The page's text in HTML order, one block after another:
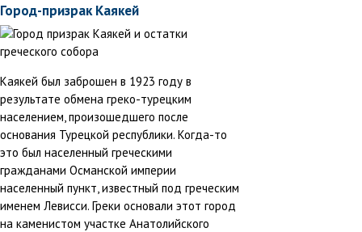
Город-призрак Каякей
Каякей был заброшен в 1923 году в
результате обмена греко-турецким
населением, произошедшего после
основания Турецкой республики. Когда-то
это был населенный греческими
гражданами Османской империи
населенный пункт, известный под греческим
именем Левисси. Греки основали этот город
на каменистом участке Анатолийского